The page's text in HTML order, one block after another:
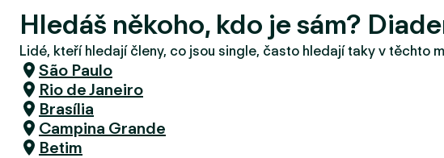
Hledáš někoho, kdo je sám?
Lidé, kteří hledají členy, co jsou single, často hledají taky v těchto
São Paulo
Rio de Janeiro
Brasília
Campina Grande
Betim